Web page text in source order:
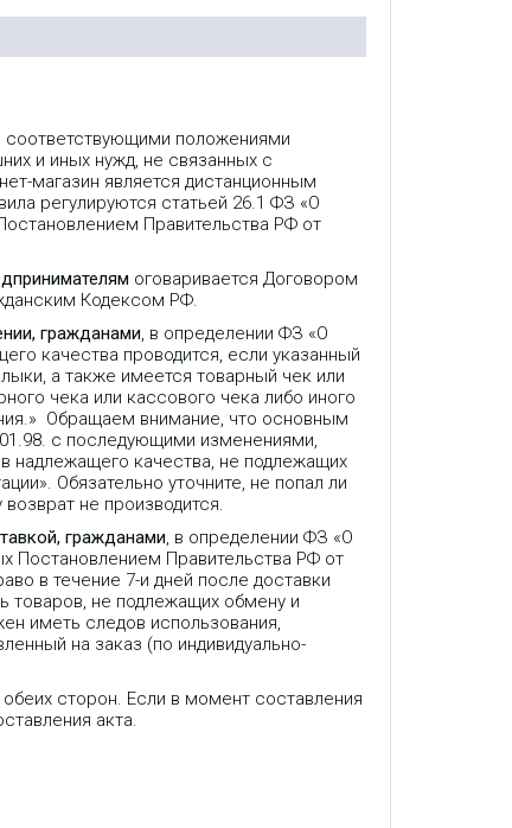
соответствующими положениями
и иных нужд, не связанных с
магазин является дистанционным
регулируются статьей 26.1 ФЗ «О
Правительства РФ от
оговаривается Договором
Кодексом РФ.
гражданами, в определении ФЗ «О
качества проводится, если указанный
а также имеется товарный чек или
чека или кассового чека либо иного
Обращаем внимание, что основным
с последующими изменениями,
надлежащего качества, не подлежащих
Обязательно уточните, не попал ли
не производится.
гражданами, в определении ФЗ «О
Постановлением Правительства РФ от
в течение 7-и дней после доставки
товаров, не подлежащих обмену и
иметь следов использования,
на заказ (по индивидуально-
сторон. Если в момент составления
акта.